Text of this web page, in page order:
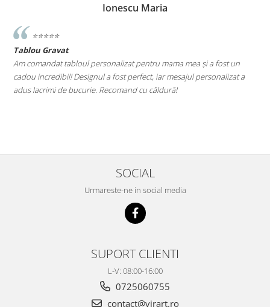
Ionescu Maria
⭐️⭐️⭐️⭐️⭐️
Tablou Gravat
Am comandat tabloul personalizat pentru mama mea și a fost un
cadou incredibil! Designul a fost perfect, iar mesajul personalizat a
adus lacrimi de bucurie. Recomand cu căldură!
SOCIAL
Urmareste-ne in social media
SUPORT CLIENTI
L-V: 08:00-16:00
0725060755
contact@virart.ro